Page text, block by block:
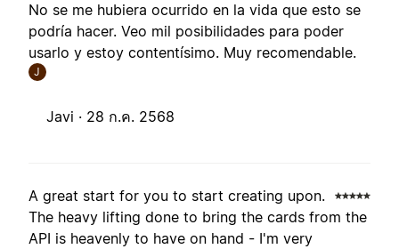
No se me hubiera ocurrido en la vida que esto se
podría hacer. Veo mil posibilidades para poder
usarlo y estoy contentísimo. Muy recomendable.
J
Javi · 28 ก.ค. 2568
A great start for you to start creating upon.
The heavy lifting done to bring the cards from the
API is heavenly to have on hand - I'm very